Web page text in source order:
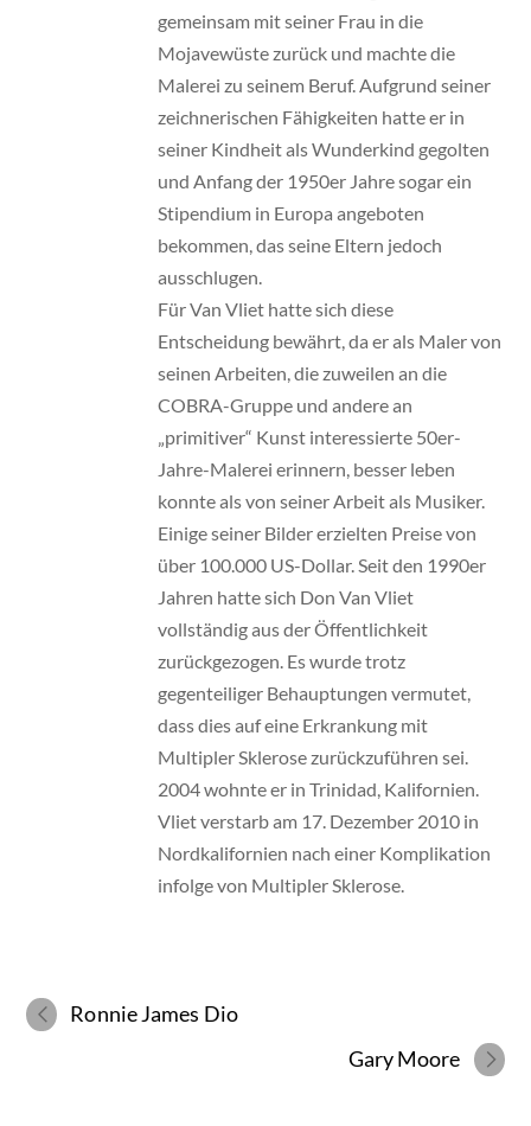
gemeinsam mit seiner Frau in die
Mojavewüste zurück und machte die
Malerei zu seinem Beruf. Aufgrund seiner
zeichnerischen Fähigkeiten hatte er in
seiner Kindheit als Wunderkind gegolten
und Anfang der 1950er Jahre sogar ein
Stipendium in Europa angeboten
bekommen, das seine Eltern jedoch
ausschlugen.
Für Van Vliet hatte sich diese
Entscheidung bewährt, da er als Maler von
seinen Arbeiten, die zuweilen an die
COBRA-Gruppe und andere an
„primitiver“ Kunst interessierte 50er-
Jahre-Malerei erinnern, besser leben
konnte als von seiner Arbeit als Musiker.
Einige seiner Bilder erzielten Preise von
über 100.000 US-Dollar. Seit den 1990er
Jahren hatte sich Don Van Vliet
vollständig aus der Öffentlichkeit
zurückgezogen. Es wurde trotz
gegenteiliger Behauptungen vermutet,
dass dies auf eine Erkrankung mit
Multipler Sklerose zurückzuführen sei.
2004 wohnte er in Trinidad, Kalifornien.
Vliet verstarb am 17. Dezember 2010 in
Nordkalifornien nach einer Komplikation
infolge von Multipler Sklerose.
Ronnie James Dio
Gary Moore